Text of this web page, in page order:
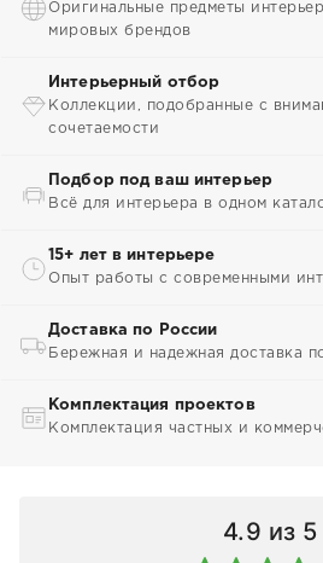
Оригинальные предметы
мировых брендов
Интерьерный отбор
Коллекции, подобранные с
сочетаемости
Подбор под ваш интерьер
Всё для интерьера в одном
15+ лет в интерьере
Опыт работы с современными
Доставка по России
Бережная и надежная доставка
Комплектация проектов
Комплектация частных и
4.9 из 5